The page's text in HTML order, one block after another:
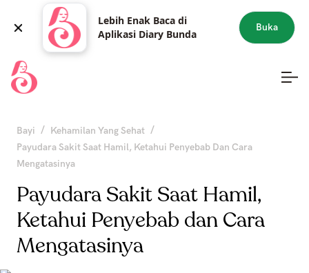
Lebih Enak Baca di
Aplikasi Diary Bunda
Buka
Bayi / Kehamilan Yang Sehat /
Payudara Sakit Saat Hamil, Ketahui Penyebab Dan Cara
Mengatasinya
Payudara Sakit Saat Hamil,
Ketahui Penyebab dan Cara
Mengatasinya